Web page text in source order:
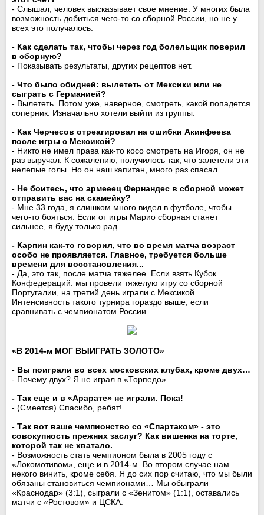
- Слышал, человек высказывает свое мнение. У многих была
возможность добиться чего-то со сборной России, но не у
всех это получалось.
- Как сделать так, чтобы через год болельщик поверил
в сборную?
- Показывать результаты, других рецептов нет.
- Что было обидней: вылететь от Мексики или не
сыграть с Германией?
- Вылететь. Потом уже, наверное, смотреть, какой попадется
соперник. Изначально хотели выйти из группы.
- Как Черчесов отреагировал на ошибки Акинфеева
после игры с Мексикой?
- Никто не имел права как-то косо смотреть на Игоря, он не
раз выручал. К сожалению, получилось так, что залетели эти
нелепые голы. Но он наш капитан, много раз спасал.
- Не боитесь, что армееец Фернандес в сборной может
отправить вас на скамейку?
- Мне 33 года, я слишком много видел в футболе, чтобы
чего-то бояться. Если от игры Марио сборная станет
сильнее, я буду только рад.
- Карпин как-то говорил, что во время матча возраст
особо не проявляется. Главное, требуется больше
времени для восстановления...
- Да, это так, после матча тяжелее. Если взять Кубок
Конфедераций: мы провели тяжелую игру со сборной
Португалии, на третий день играли с Мексикой.
Интенсивность такого турнира гораздо выше, если
сравнивать с чемпионатом России.
«В 2014-м МОГ ВЫИГРАТЬ ЗОЛОТО»
- Вы поиграли во всех московских клубах, кроме двух…
- Почему двух? Я не играл в «Торпедо».
- Так еще и в «Арарате» не играли. Пока!
- (Смеется) Спасибо, ребят!
- Так вот ваше чемпионство со «Спартаком» - это
совокупность прежних заслуг? Как вишенка на торте,
которой так не хватало.
- Возможность стать чемпионом была в 2005 году с
«Локомотивом», еще и в 2014-м. Во втором случае нам
некого винить, кроме себя. Я до сих пор считаю, что мы были
обязаны становиться чемпионами… Мы обыграли
«Краснодар» (3:1), сыграли с «Зенитом» (1:1), оставались
матчи с «Ростовом» и ЦСКА.